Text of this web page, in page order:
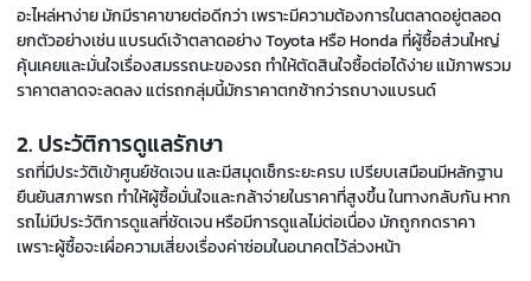
อะไหล่หาง่าย มักมีราคาขายต่อดีกว่า เพราะมีความต้องการในตลาดอยู่ตลอด
ยกตัวอย่างเช่น แบรนด์เจ้าตลาดอย่าง Toyota หรือ Honda ที่ผู้ซื้อส่วนใหญ่
คุ้นเคยและมั่นใจเรื่องสมรรถนะของรถ ทำให้ตัดสินใจซื้อต่อได้ง่าย แม้ภาพรวม
ราคาตลาดจะลดลง แต่รถกลุ่มนี้มักราคาตกช้ากว่ารถบางแบรนด์
2. ประวัติการดูแลรักษา
รถที่มีประวัติเข้าศูนย์ชัดเจน และมีสมุดเช็กระยะครบ เปรียบเสมือนมีหลักฐาน
ยืนยันสภาพรถ ทำให้ผู้ซื้อมั่นใจและกล้าจ่ายในราคาที่สูงขึ้น ในทางกลับกัน หาก
รถไม่มีประวัติการดูแลที่ชัดเจน หรือมีการดูแลไม่ต่อเนื่อง มักถูกกดราคา
เพราะผู้ซื้อจะเผื่อความเสี่ยงเรื่องค่าซ่อมในอนาคตไว้ล่วงหน้า